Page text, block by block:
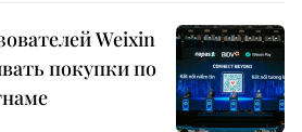
Weixin
покупки по